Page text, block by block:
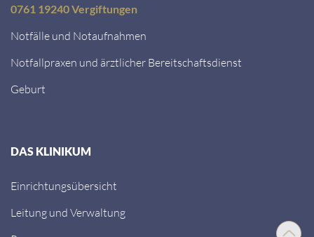
Nach
0761 19240 Vergiftungen
Notfälle und Notaufnahmen
Notfallpraxen und ärztlicher Bereitschaftsdienst
Geburt
DAS KLINIKUM
Einrichtungsübersicht
Leitung und Verwaltung